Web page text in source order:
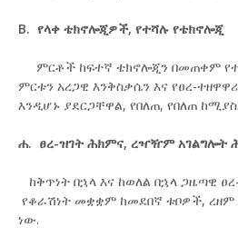
B. የላቀ ቴክኖሎጂዎች, የተሻሉ የቴክኖሎጂ
ምርቶች ከፍተኛ ቴክኖሎጂን በመጠቀም
ምርቱን አረጋዊ እንቅስቃሴን እና የፀረ-
እንዲሆኑ ያደርጋቸዋል, የበለጠ, የበለጠ
ሐ. ፀረ-ዝገት ሕክምና, ረዣዥም አገልግሎት
ከቅጥነት በኋላ እና ከወለል በኋላ ጋዜጣዊ
የቆራሽነት መቋቋም ከመደበኛ ቱቦዎች, ረዘም
ነው.